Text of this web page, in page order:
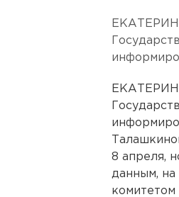
8 апреля,
данным, на